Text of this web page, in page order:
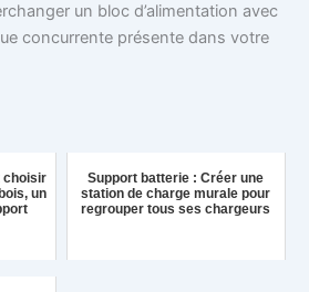
un bloc d’alimentation avec
concurrente présente dans votre
choisir
un
Support batterie : Créer une
station de charge murale pour
regrouper tous ses chargeurs